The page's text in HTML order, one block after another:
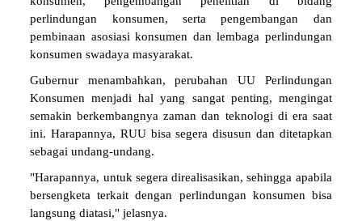
perlindungan konsumen, serta pengembangan dan
pembinaan asosiasi konsumen dan lembaga perlindungan
konsumen swadaya masyarakat.
Gubernur menambahkan, perubahan UU Perlindungan
Konsumen menjadi hal yang sangat penting, mengingat
semakin berkembangnya zaman dan teknologi di era saat
ini. Harapannya, RUU bisa segera disusun dan ditetapkan
sebagai undang-undang.
"Harapannya, untuk segera direalisasikan, sehingga apabila
bersengketa terkait dengan perlindungan konsumen bisa
langsung diatasi," jelasnya.